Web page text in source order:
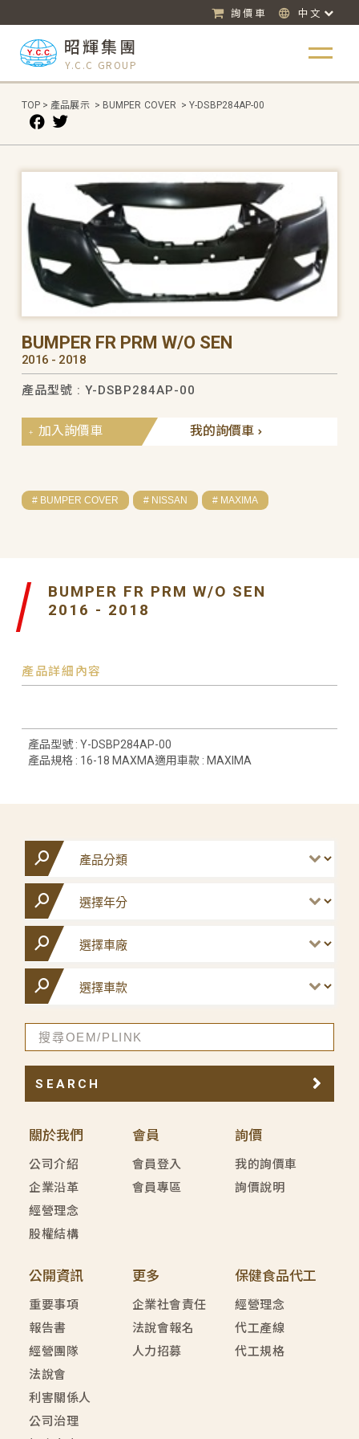
詢價車 中文
昭輝集團
Y.C.C GROUP
TOP > 產品展示 > BUMPER COVER > Y-DSBP284AP-00
BUMPER FR PRM W/O SEN
2016 - 2018
產品型號 : Y-DSBP284AP-00
我的詢價車
加入詢價車
# BUMPER COVER # NISSAN # MAXIMA
BUMPER FR PRM W/O SEN
2016 - 2018
產品詳細內容
產品型號 : Y-DSBP284AP-00
產品規格 : 16-18 MAXMA適用車款 : MAXIMA
關於我們
公司介紹
企業沿革
經營理念
股權結構
會員
會員登入
會員專區
詢價
我的詢價車
詢價說明
公開資訊
重要事項
報告書
經營團隊
法說會
利害關係人
公司治理
更多
企業社會責任
法說會報名
人力招募
保健食品代工
經營理念
代工產線
代工規格
SEARCH